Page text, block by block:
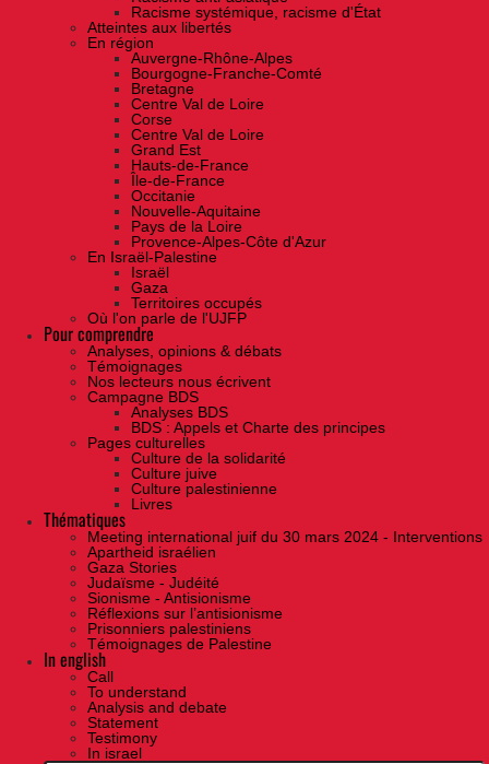
Racisme systémique, racisme d'État
Atteintes aux libertés
En région
Auvergne-Rhône-Alpes
Bourgogne-Franche-Comté
Bretagne
Centre Val de Loire
Corse
Centre Val de Loire
Grand Est
Hauts-de-France
Île-de-France
Occitanie
Nouvelle-Aquitaine
Pays de la Loire
Provence-Alpes-Côte d'Azur
En Israël-Palestine
Israël
Gaza
Territoires occupés
Où l'on parle de l'UJFP
Pour comprendre
Analyses, opinions & débats
Témoignages
Nos lecteurs nous écrivent
Campagne BDS
Analyses BDS
BDS : Appels et Charte des principes
Pages culturelles
Culture de la solidarité
Culture juive
Culture palestinienne
Livres
Thématiques
Meeting international juif du 30 mars 2024 - Interventions
Apartheid israélien
Gaza Stories
Judaïsme - Judéité
Sionisme - Antisionisme
Réflexions sur l’antisionisme
Prisonniers palestiniens
Témoignages de Palestine
In english
Call
To understand
Analysis and debate
Statement
Testimony
In israel